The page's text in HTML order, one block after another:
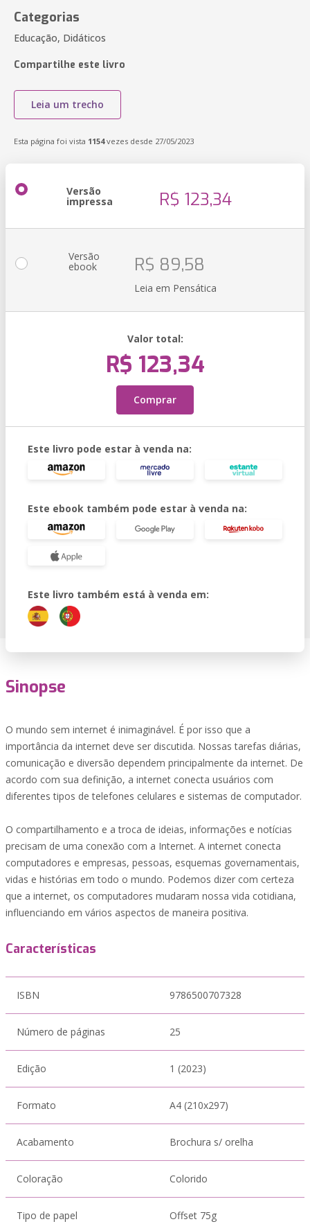
Categorias
Educação, Didáticos
Compartilhe este livro
Leia um trecho
Esta página foi vista 1154vezes desde 27/05/2023
Versão
impressa R$ 123,34
Versão
ebook R$ 89,58
Leia em Pensática
Valor total:
R$ 123,34
Comprar
Este livro pode estar à venda na:
Este ebook também pode estar à venda na:
Este livro também está à venda em:
Sinopse
O mundo sem internet é inimaginável. É por isso que a
importância da internet deve ser discutida. Nossas tarefas diárias,
comunicação e diversão dependem principalmente da internet. De
acordo com sua definição, a internet conecta usuários com
diferentes tipos de telefones celulares e sistemas de computador.
O compartilhamento e a troca de ideias, informações e notícias
precisam de uma conexão com a Internet. A internet conecta
computadores e empresas, pessoas, esquemas governamentais,
vidas e histórias em todo o mundo. Podemos dizer com certeza
que a internet, os computadores mudaram nossa vida cotidiana,
influenciando em vários aspectos de maneira positiva.
Características
ISBN 9786500707328
Número de páginas 25
Edição 1 (2023)
Formato A4 (210x297)
Acabamento Brochura s/ orelha
Coloração Colorido
Tipo de papel Offset 75g